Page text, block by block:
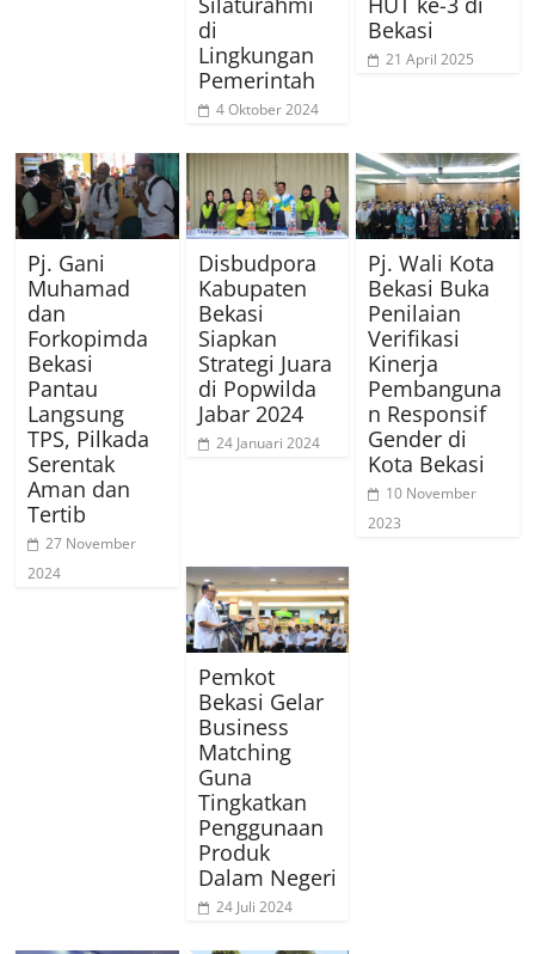
di
Lingkungan
Pemerintah
4 Oktober 2024
Bekasi
21 April 2025
Pj. Gani
Muhamad
dan
Forkopimda
Bekasi
Pantau
Langsung
TPS, Pilkada
Serentak
Aman dan
Tertib
27 November
2024
Disbudpora
Kabupaten
Bekasi
Siapkan
Strategi Juara
di Popwilda
Jabar 2024
24 Januari 2024
Pj. Wali Kota
Bekasi Buka
Penilaian
Verifikasi
Kinerja
Pembanguna
n Responsif
Gender di
Kota Bekasi
10 November
2023
Pemkot
Bekasi Gelar
Business
Matching
Guna
Tingkatkan
Penggunaan
Produk
Dalam Negeri
24 Juli 2024